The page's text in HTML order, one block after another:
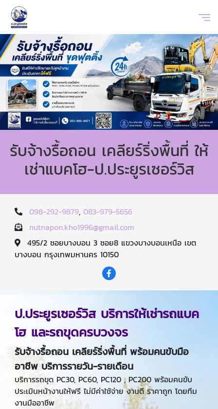
รับจ้างรื้อถอน เคลียร์ริ่งพื้นที่ ให้
เช่าแบคโฮ-ป.ประยูรเซอร์วิส
098-292-9879, 083-979-5656
nutnapon.kho1996@gmail.com
495/2 ซอยบางบอน 3 ซอย8 แขวงบางบอนเหนือ เขต
บางบอน กรุงเทพมหานคร 10150
ป.ประยูรเซอร์วิส บริการให้เช่ารถแบค
โฮ และรถขุดครบวงจร
รับจ้างรื้อถอน เคลียร์ริ่งพื้นที่ พร้อมคนขับมือ
อาชีพ บริการรายวัน-รายเดือน
บริการรถขุด PC30, PC60, PC120 , PC200 พร้อมคนขับ
ประเมินหน้างานให้ฟรี ไม่มีค่าใช้จ่าย งานดี ราคาถูก โดยทีม
งานมืออาชีพ